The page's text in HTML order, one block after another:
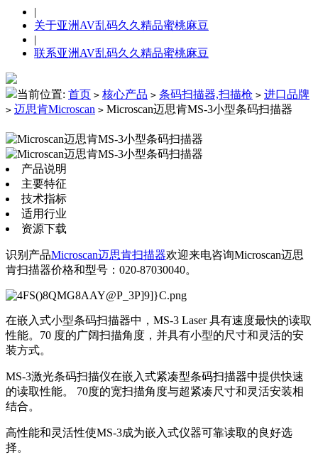
|
关于亚洲AV乱码久久精品蜜桃麻豆
|
联系亚洲AV乱码久久精品蜜桃麻豆
当前位置: 首页 > 核心产品 > 条码扫描器,扫描枪 > 进口品牌
> 迈思肯Microscan > Microscan迈思肯MS-3小型条码扫描器
产品说明
主要特征
技术指标
适用行业
资源下载
识别产品Microscan迈思肯扫描器欢迎来电咨询Microscan迈思
肯扫描器价格和型号：020-87030040。
在嵌入式小型条码扫描器中，MS-3 Laser 具有速度最快的读取
性能。70 度的广阔扫描角度，并具有小型的尺寸和灵活的安
装方式。
MS-3激光条码扫描仪在嵌入式紧凑型条码扫描器中提供快速
的读取性能。 70度的宽扫描角度与超紧凑尺寸和灵活安装相
结合。
高性能和灵活性使MS-3成为嵌入式仪器可靠读取的良好选
择。